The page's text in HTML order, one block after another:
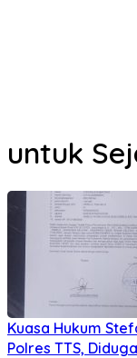
untuk
Kuasa Hukum
Polres TTS,